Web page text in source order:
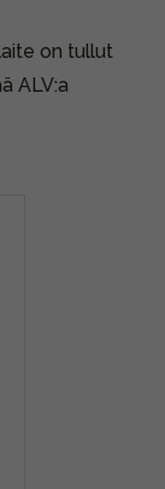
on tullut
ALV:a